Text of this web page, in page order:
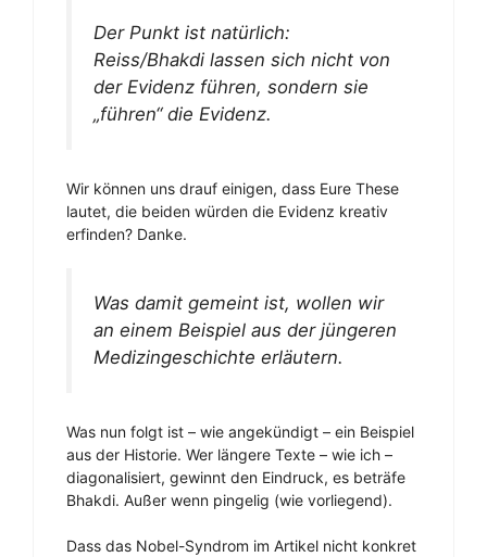
Der Punkt ist natürlich:
Reiss/Bhakdi lassen sich nicht von
der Evidenz führen, sondern sie
„führen“ die Evidenz.
Wir können uns drauf einigen, dass Eure These
lautet, die beiden würden die Evidenz kreativ
erfinden? Danke.
Was damit gemeint ist, wollen wir
an einem Beispiel aus der jüngeren
Medizingeschichte erläutern.
Was nun folgt ist – wie angekündigt – ein Beispiel
aus der Historie. Wer längere Texte – wie ich –
diagonalisiert, gewinnt den Eindruck, es beträfe
Bhakdi. Außer wenn pingelig (wie vorliegend).
Dass das Nobel-Syndrom im Artikel nicht konkret